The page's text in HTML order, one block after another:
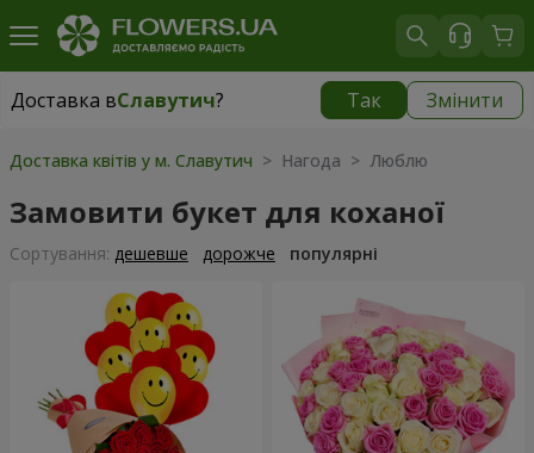
Доставка вСлавутич? Так Змінити
Доставка вСлавутич|
Доставка квітів у м. Славутич > Нагода > Люблю
Замовити букет для коханої
Сортування: дешевше дорожче популярні